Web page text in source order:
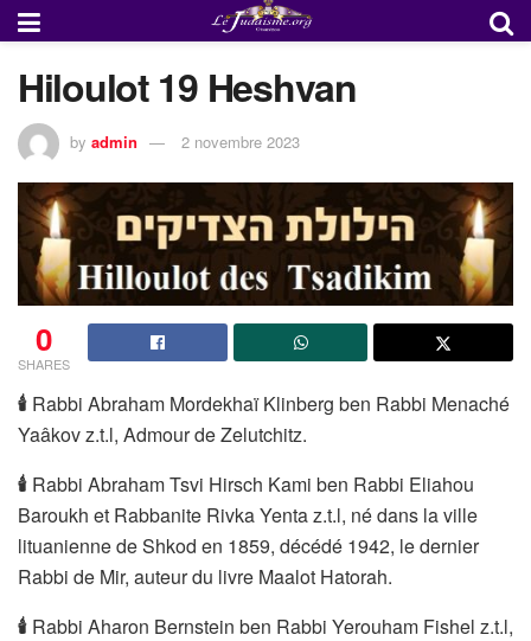
Hiloulot 19 Heshvan
by admin 2 novembre 2023
0
SHARES
🕯 Rabbi Abraham Mordekhaï Klinberg ben Rabbi Menaché
Yaâkov z.t.l, Admour de Zelutchitz.
🕯 Rabbi Abraham Tsvi Hirsch Kami ben Rabbi Eliahou
Baroukh et Rabbanite Rivka Yenta z.t.l, né dans la ville
lituanienne de Shkod en 1859, décédé 1942, le dernier
Rabbi de Mir, auteur du livre Maalot Hatorah.
🕯 Rabbi Aharon Bernstein ben Rabbi Yerouham Fishel z.t.l,